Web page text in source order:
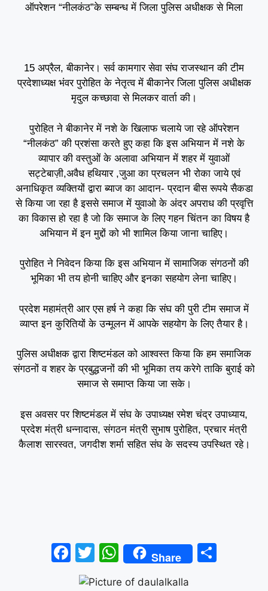
ऑपरेशन “नीलकंठ”के सम्बन्ध में जिला पुलिस अधीक्षक से मिला
15 अप्रैल, बीकानेर। सर्व कामगार सेवा संघ राजस्थान की टीम
प्रदेशाध्यक्ष भंवर पुरोहित के नेतृत्व में बीकानेर जिला पुलिस अधीक्षक
मृदुल कच्छावा से मिलकर वार्ता की।
पुरोहित ने बीकानेर में नशे के खिलाफ चलाये जा रहे ऑपरेशन
“नीलकंठ” की प्रशंसा करते हुए कहा कि इस अभियान में नशे के
व्यापार की वस्तुओं के अलावा अभियान में शहर में युवाओं
सट्टेबाज़ी,अवैध हथियार ,जुआ का प्रचलन भी रोका जाये एवं
अनाधिकृत व्यक्तियों द्वारा ब्याज का आदान- प्रदान बीस रूपये सैकडा
से किया जा रहा है इससे समाज में युवाओ के अंदर अपराध की प्रवृत्ति
का विकास हो रहा है जो कि समाज के लिए गहन चिंतन का विषय है
अभियान में इन मुद्दों को भी शामिल किया जाना चाहिए।
पुरोहित ने निवेदन किया कि इस अभियान में सामाजिक संगठनों की
भूमिका भी तय होनी चाहिए और इनका सहयोग लेना चाहिए।
प्रदेश महामंत्री आर एस हर्ष ने कहा कि संघ की पुरी टीम समाज में
व्याप्त इन कुरितियों के उन्मूलन में आपके सहयोग के लिए तैयार है।
पुलिस अधीक्षक द्वारा शिष्टमंडल को आश्वस्त किया कि हम समाजिक
संगठनों व शहर के प्रबुद्धजनों की भी भूमिका तय करेगे ताकि बुराई को
समाज से समाप्त किया जा सके।
इस अवसर पर शिष्टमंडल में संघ के उपाध्यक्ष रमेश चंद्र उपाध्याय,
प्रदेश मंत्री धन्नादास, संगठन मंत्री सुभाष पुरोहित, प्रचार मंत्री
कैलाश सारस्वत, जगदीश शर्मा सहित संघ के सदस्य उपस्थित रहे।
F
a
T
W
Share